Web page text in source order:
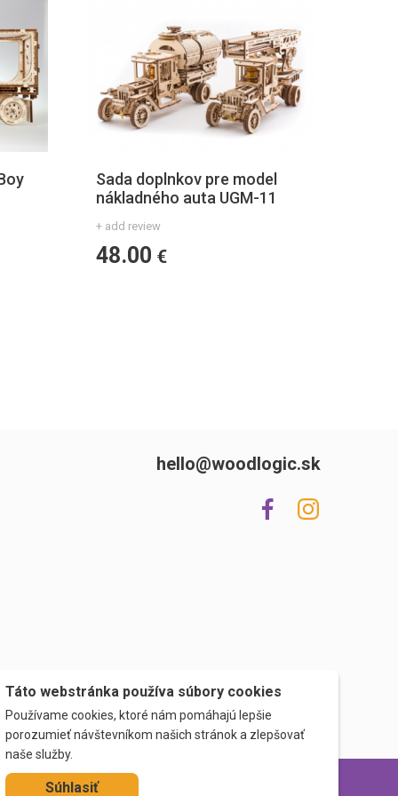
Sada doplnkov pre model
nákladného auta UGM-11
+ add review
48.00 €
hello@woodlogic.sk
Táto webstránka používa súbory cookies
Používame cookies, ktoré nám pomáhajú lepšie
porozumieť návštevníkom našich stránok a zlepšovať
naše služby.
Súhlasiť